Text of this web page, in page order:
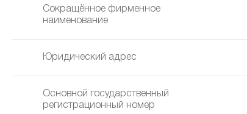
Сокращённое фирменное
наименование
Юридический адрес
Основной государственный
регистрационный номер